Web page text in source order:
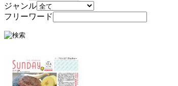
ジャンル
フリーワード